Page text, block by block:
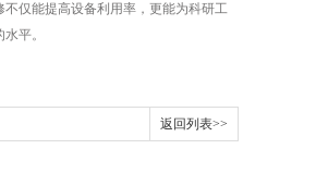
仅能提高设备利用率，更能为科研工
平。
返回列表>>